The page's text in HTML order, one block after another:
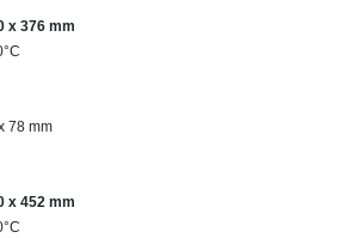
x 376 mm
78 mm
x 452 mm